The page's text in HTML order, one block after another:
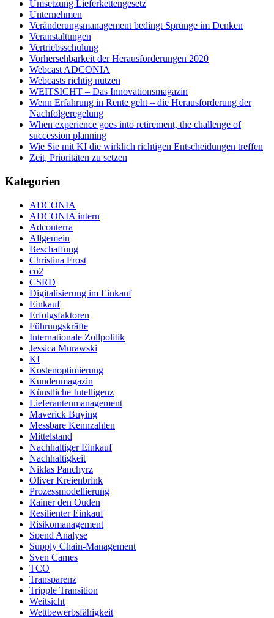
Umsetzung Lieferkettengesetz
Unternehmen
Veränderungsmanagement bedingt Sprünge im Denken
Veranstaltungen
Vertriebsschulung
Vorhersehbarkeit der Herausforderungen 2020
Webcast ADCONIA
Webcasts richtig nutzen
WEITSICHT – Das Innovationsmagazin
Wenn Erfahrung in Rente geht – die Herausforderung der
Nachfolgeregelung
When experience goes into retirement, the challenge of
succession planning
Wie Sie mit KI die wirklich richtigen Entscheidungen treffen
Zeit, Prioritäten zu setzen
Kategorien
ADCONIA
ADCONIA intern
Adconterra
Allgemein
Beschaffung
Christina Frost
co2
CSRD
Digitalisierung im Einkauf
Einkauf
Erfolgsfaktoren
Führungskräfte
Internationale Zollpolitik
Jessica Murawski
KI
Kostenoptimierung
Kundenmagazin
Künstliche Intelligenz
Lieferantenmanagement
Maverick Buying
Messbare Kennzahlen
Mittelstand
Nachhaltiger Einkauf
Nachhaltigkeit
Niklas Panchyrz
Oliver Kreienbrink
Prozessmodellierung
Rainer den Ouden
Resilienter Einkauf
Risikomanagement
Spend Analyse
Supply Chain-Management
Sven Cames
TCO
Transparenz
Tripple Transition
Weitsicht
Wettbewerbsfähigkeit